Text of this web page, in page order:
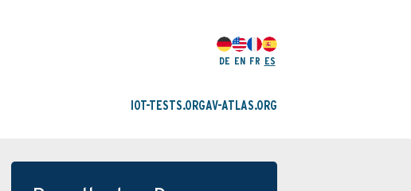
DE EN FR ES
IOT-TESTS.ORGAV-ATLAS.ORG